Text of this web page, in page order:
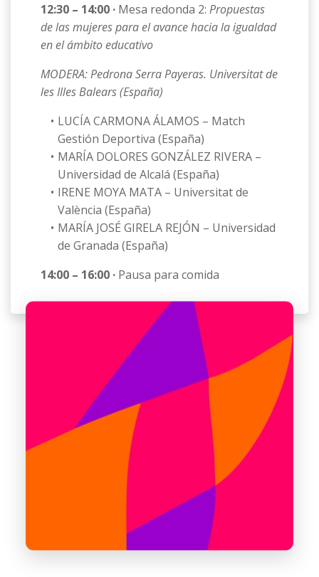
12:30 – 14:00 · Mesa redonda 2: Propuestas
de las mujeres para el avance hacia la igualdad
en el ámbito educativo
MODERA: Pedrona Serra Payeras. Universitat de
les Illes Balears (España)
LUCÍA CARMONA ÁLAMOS – Match
Gestión Deportiva (España)
MARÍA DOLORES GONZÁLEZ RIVERA –
Universidad de Alcalá (España)
IRENE MOYA MATA – Universitat de
València (España)
MARÍA JOSÉ GIRELA REJÓN – Universidad
de Granada (España)
14:00 – 16:00 · Pausa para comida